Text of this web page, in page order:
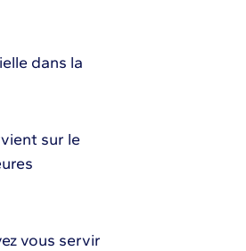
dans la
sur le
vous servir